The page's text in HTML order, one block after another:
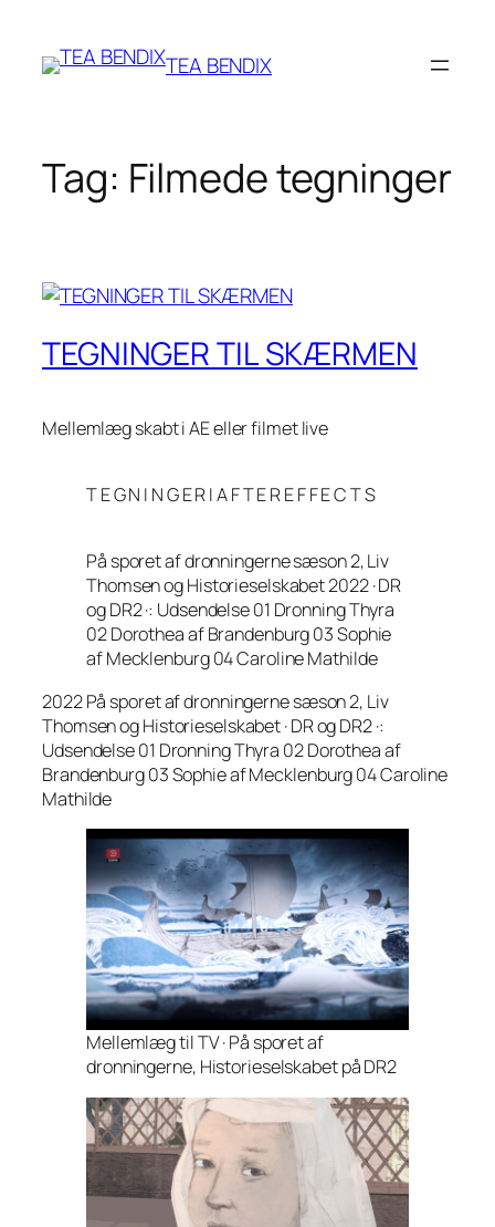
indhold
TEA BENDIX
Tag: Filmede tegninger
TEGNINGER TIL SKÆRMEN
Mellemlæg skabt i AE eller filmet live
T E G N I N G E R I A F T E R E F F E C T S
På sporet af dronningerne sæson 2, Liv
Thomsen og Historieselskabet 2022 · DR
og DR2 ·: Udsendelse 01 Dronning Thyra
02 Dorothea af Brandenburg 03 Sophie
af Mecklenburg 04 Caroline Mathilde
2022 På sporet af dronningerne sæson 2, Liv
Thomsen og Historieselskabet · DR og DR2 ·:
Udsendelse 01 Dronning Thyra 02 Dorothea af
Brandenburg 03 Sophie af Mecklenburg 04 Caroline
Mathilde
Mellemlæg til TV · På sporet af
dronningerne, Historieselskabet på DR2